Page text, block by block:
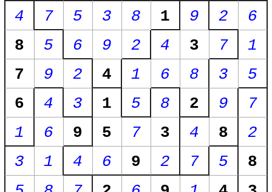
4 7 5 3 8 1 9 2
6
8
5 6 9 2 4 3 7
1
7
9 2 4 1 6 8 3
5
6
4 3 1 5 8 2 9
7
1
6 9 5 7 3 4 8
2
3
1 4 6 9 2 7 5
8